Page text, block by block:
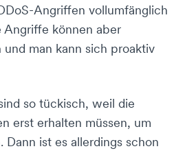
Angriffen vollumfänglich
Angriffe können aber
man kann sich proaktiv
so tückisch, weil die
erst erhalten müssen, um
Dann ist es allerdings schon